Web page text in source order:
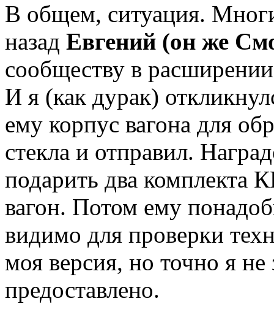
В общем, ситуация.
назад Евгений (он же
сообществу в
И я (как дурак)
ему корпус вагона для
стекла и отправил.
подарить два комплекта
вагон. Потом ему
видимо для проверки
моя версия, но точно я
предоставлено.